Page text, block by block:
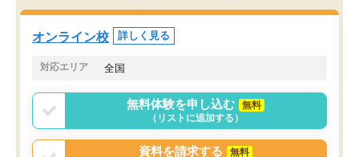
オンラインツールを使用した単語帳の
共有があり宿題もそちらで出される形
でした。
言う事で講師変更の申し出があり、あ
まりに短期での変更だった為、塾に通
う事にして退会しました。遅れも取り
戻せ、授業内容や講師の方は良かった
くなってきたようなので
オンライン校 詳しく見る
対応エリア 全国
無料体験を申し込む
無料
（リストに追加する）
資料を請求する
無料